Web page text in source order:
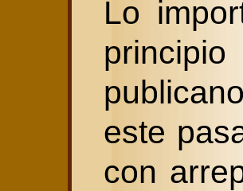
Lo
este
con